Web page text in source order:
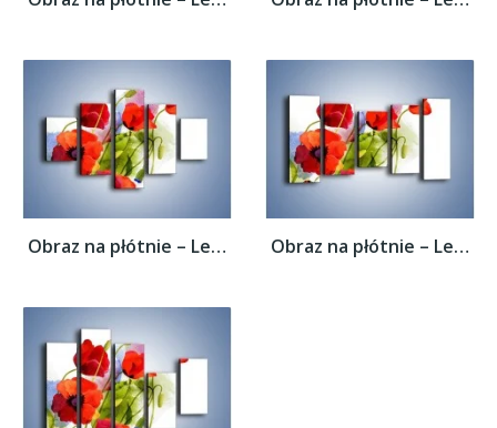
Obraz na płótnie – Lewa strona maków –... Obraz na płótnie – Lewa strona maków –...